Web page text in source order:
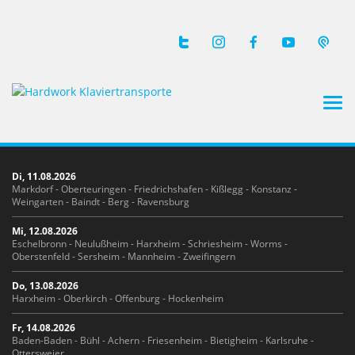
Di, 11.08.2026
Markdorf - Oberteuringen - Friedrichshafen - Kißlegg - Konstanz -
Weingarten - Baindt - Berg - Ravensburg
Mi, 12.08.2026
Eschelbronn - Neulußheim - Harxheim - Schriesheim - Worms -
Oberstenfeld - Sersheim - Mannheim - Zweifingern
Do, 13.08.2026
Harxheim - Oberkirch - Offenburg - Hockenheim
Fr, 14.08.2026
Baden-Baden - Bühl - Achern - Friesenheim - Bietigheim - Karlsruhe -